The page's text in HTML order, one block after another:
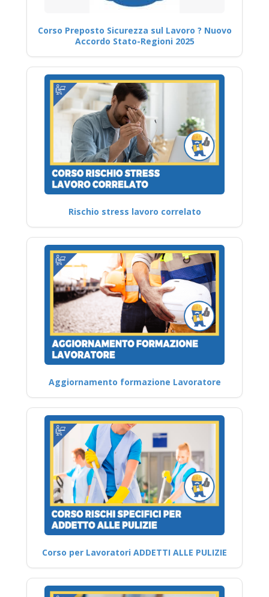
Corso Preposto Sicurezza sul Lavoro ? Nuovo
Accordo Stato-Regioni 2025
Rischio stress lavoro correlato
Aggiornamento formazione Lavoratore
Corso per Lavoratori ADDETTI ALLE PULIZIE